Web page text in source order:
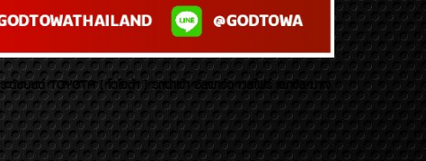
บยนต์ TOYOTA ( โตโยต้า ) รถนำเข้า อัลพาร์ด เวลไฟร์ เลกซัส มาเจ